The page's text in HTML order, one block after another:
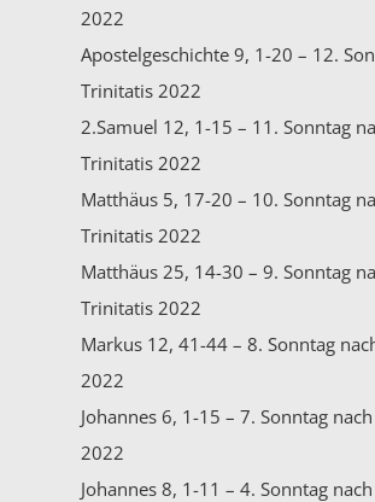
2022
Apostelgeschichte 9, 1-20 – 12.
Trinitatis 2022
2.Samuel 12, 1-15 – 11. Sonntag
Trinitatis 2022
Matthäus 5, 17-20 – 10. Sonntag
Trinitatis 2022
Matthäus 25, 14-30 – 9. Sonntag
Trinitatis 2022
Markus 12, 41-44 – 8. Sonntag
2022
Johannes 6, 1-15 – 7. Sonntag
2022
Johannes 8, 1-11 – 4. Sonntag